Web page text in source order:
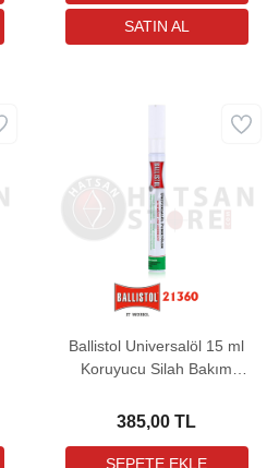
Ballistol Universalöl 15 ml
Koruyucu Silah Bakım
385,00 TL